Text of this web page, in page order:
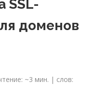
SSL-
доменов
~3 мин. | слов: